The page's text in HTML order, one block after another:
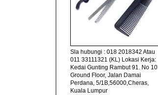
Sla hubungi : 018 2018342 Atau
011 33111321 (KL) Lokasi Kerja:
Kedai Gunting Rambut 91. No 10
Ground Floor, Jalan Damai
Perdana, 5/1B,56000,Cheras,
Kuala Lumpur